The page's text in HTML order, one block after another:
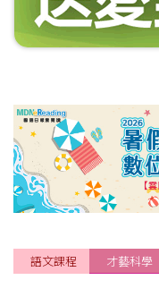
語文課程 才藝科學